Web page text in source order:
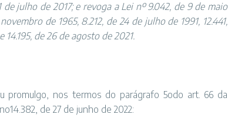
de julho de 2017; e revoga a Lei nº 9.042, de 9 de maio
de 1965, 8.212, de 24 de julho de 1991, 12.441,
14.195, de 26 de agosto de 2021.
promulgo, nos termos do parágrafo 5odo art. 66 da
de 27 de junho de 2022: